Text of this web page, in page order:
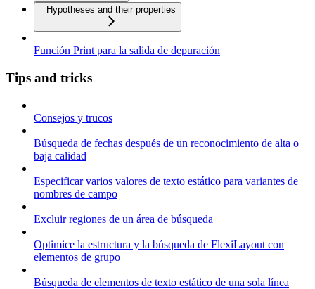
Hypotheses and their properties
Función Print para la salida de depuración
Tips and tricks
Consejos y trucos
Búsqueda de fechas después de un reconocimiento de alta o
baja calidad
Especificar varios valores de texto estático para variantes de
nombres de campo
Excluir regiones de un área de búsqueda
Optimice la estructura y la búsqueda de FlexiLayout con
elementos de grupo
Búsqueda de elementos de texto estático de una sola línea